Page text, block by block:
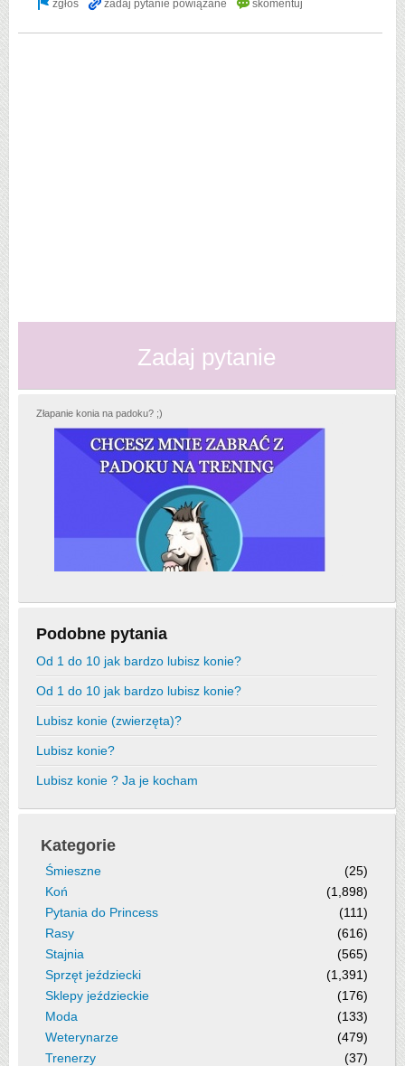
Zadaj pytanie
Złapanie konia na padoku? ;)
Podobne pytania
Od 1 do 10 jak bardzo lubisz konie?
Od 1 do 10 jak bardzo lubisz konie?
Lubisz konie (zwierzęta)?
Lubisz konie?
Lubisz konie ? Ja je kocham
Kategorie
Śmieszne
(25)
Koń
(1,898)
Pytania do Princess
(111)
Rasy
(616)
Stajnia
(565)
Sprzęt jeździecki
(1,391)
Sklepy jeździeckie
(176)
Moda
(133)
Weterynarze
(479)
Trenerzy
(37)